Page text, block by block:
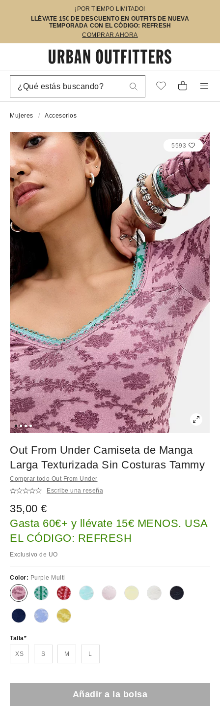
¡POR TIEMPO LIMITADO!
LLÉVATE 15€ DE DESCUENTO EN OUTFITS DE NUEVA
TEMPORADA CON EL CÓDIGO: REFRESH
COMPRAR AHORA
Mujeres Accesorios
5593
Out From Under Camiseta de Manga
Larga Texturizada Sin Costuras Tammy
Comprar todo Out From Under
Escribe una reseña
35,00 €
Gasta 60€+ y llévate 15€ MENOS. USA
EL CÓDIGO: REFRESH
Exclusivo de UO
Color: Purple Multi
Talla
XS S M L
Añadir a la bolsa